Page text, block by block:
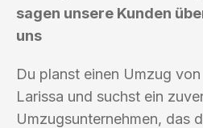
sagen unsere Kunden
uns
Du planst einen Umzug
Larissa und suchst ein
Umzugsunternehmen, das